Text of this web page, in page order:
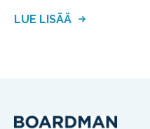
LUE LISÄÄ